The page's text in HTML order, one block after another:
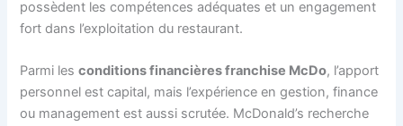
possèdent les compétences adéquates et un engagement
fort dans l’exploitation du restaurant.
Parmi lesconditions financières franchise McDo, l’apport
personnel est capital, mais l’expérience en gestion, finance
ou management est aussi scrutée. McDonald’s recherche